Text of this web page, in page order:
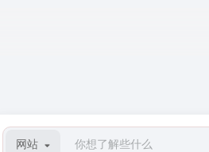
网站